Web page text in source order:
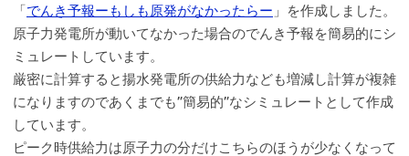
「でんき予報ーもしも原発がなかったらー 」を作成しました。
原子力発電所が動いてなかった場合のでんき予報を簡易的にシ
ミュレートしています。
厳密に計算すると揚水発電所の供給力なども増減し計算が複雑
になりますのであくまでも”簡易的”なシミュレートとして作成
しています。
ピーク時供給力は原子力の分だけこちらのほうが少なくなって